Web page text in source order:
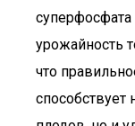
урожайность
что
способствует